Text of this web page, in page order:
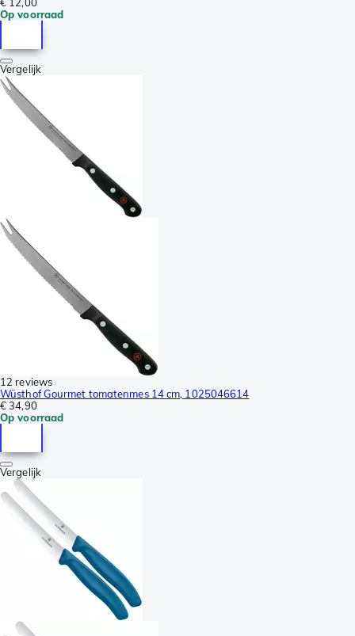
Op voorraad
Vergelijk
12 reviews
Wüsthof Gourmet tomatenmes 14 cm, 1025046614
€ 34,90
Op voorraad
Vergelijk